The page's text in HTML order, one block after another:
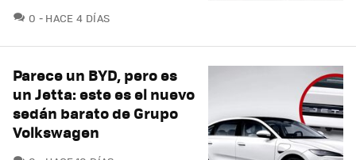
0 COMENTARIOS
HACE 4 DÍAS
Parece un BYD, pero es
un Jetta: este es el nuevo
sedán barato de Grupo
Volkswagen